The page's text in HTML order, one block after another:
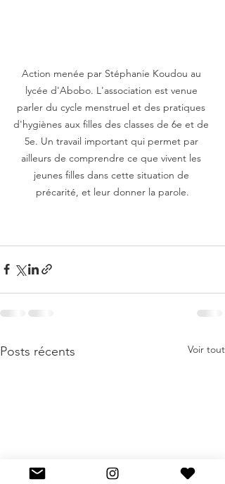
Action menée par Stéphanie Koudou au
lycée d'Abobo. L'association est venue
parler du cycle menstruel et des pratiques
d'hygiènes aux filles des classes de 6e et de
5e. Un travail important qui permet par
ailleurs de comprendre ce que vivent les
jeunes filles dans cette situation de
précarité, et leur donner la parole.
Posts récents Voir tout